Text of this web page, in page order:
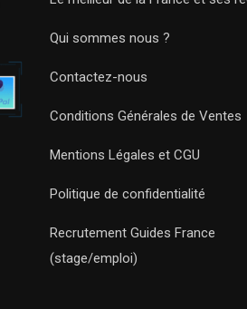
Qui sommes nous ?
Contactez-nous
Conditions Générales de Ventes
Mentions Légales et CGU
Politique de confidentialité
Recrutement Guides France
(stage/emploi)